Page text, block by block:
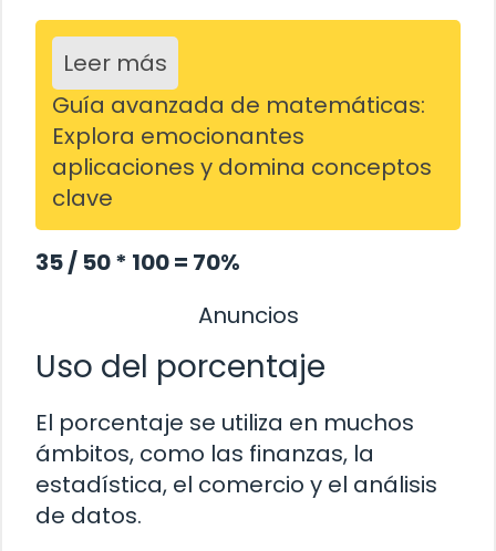
Leer más
Guía avanzada de matemáticas:
Explora emocionantes
aplicaciones y domina conceptos
clave
35 / 50 * 100 = 70%
Anuncios
Uso del porcentaje
El porcentaje se utiliza en muchos
ámbitos, como las finanzas, la
estadística, el comercio y el análisis
de datos.